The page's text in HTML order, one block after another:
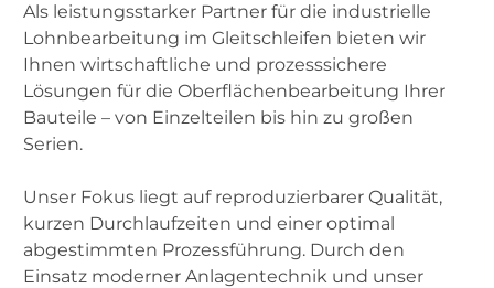
Als leistungsstarker Partner für die industrielle
Lohnbearbeitung im Gleitschleifen bieten wir
Ihnen wirtschaftliche und prozesssichere
Lösungen für die Oberflächenbearbeitung Ihrer
Bauteile – von Einzelteilen bis hin zu großen
Serien.
Unser Fokus liegt auf reproduzierbarer Qualität,
kurzen Durchlaufzeiten und einer optimal
abgestimmten Prozessführung. Durch den
Einsatz moderner Anlagentechnik und unser